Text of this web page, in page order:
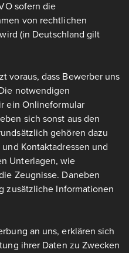
sofern die
von rechtlichen
(in Deutschland gilt
voraus, dass Bewerber uns
notwendigen
ein Onlineformular
sich sonst aus den
gehören dazu
Kontaktadressen und
Unterlagen, wie
Zeugnisse. Daneben
zusätzliche Informationen
an uns, erklären sich
ihrer Daten zu Zwecken